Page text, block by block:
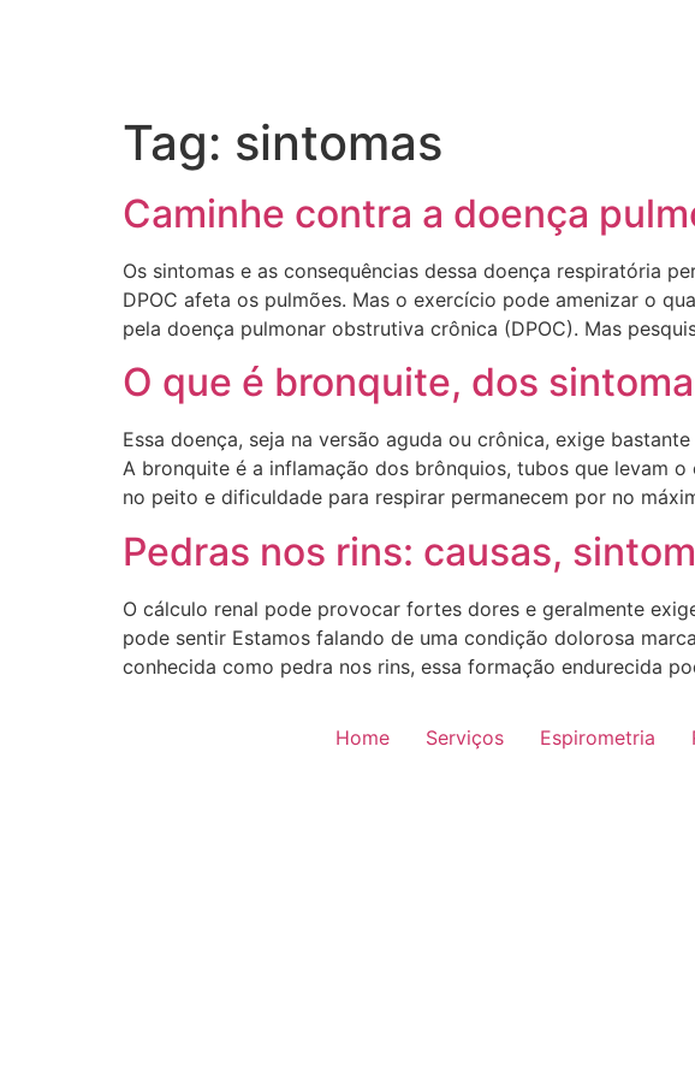
Tag: sintomas
Caminhe contra a doença
Os sintomas e as consequências dessa doença respiratória
DPOC afeta os pulmões. Mas o exercício pode amenizar o
pela doença pulmonar obstrutiva crônica (DPOC). Mas
O que é bronquite, dos
Essa doença, seja na versão aguda ou crônica, exige
A bronquite é a inflamação dos brônquios, tubos que levam
no peito e dificuldade para respirar permanecem por no
Pedras nos rins: causas,
O cálculo renal pode provocar fortes dores e geralmente
pode sentir Estamos falando de uma condição dolorosa
conhecida como pedra nos rins, essa formação endurecida
Home Serviços Espirometria